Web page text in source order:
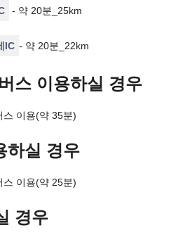
- 약 20분_25km
IC - 약 20분_22km
스 이용하실 경우
스 이용(약 35분)
하실 경우
스 이용(약 25분)
경우